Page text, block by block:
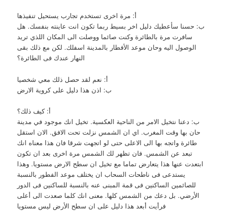
أ: مرة اخرى تستخدم تجارب يستحيل تنفيذها
ب: حسنا سأعطيك دليل اخر بسيط ربما تكون انت عاينته بنفسك. هل
سافرت مرة بالطائرة وكنت صائما ووصلت الى المكان اللذي تريد
الوصول اليه وحان موعد الأفطار بالمدينة اسفلك. لكن مع ذلك بقى
النهار عندك فى الطائرة؟
أ: نعم لقد حصل ذلك معي شخصيا
ب: اذن هذا دليل على كروية الارض
أ: كيف ذلك؟
ب: دعنا نتخيل الامر من الناحية العكسية. تخيل انك موجود في مدينة
حان بها وقت المغرب. اي ان الشمس نزلت تحت الافق. الان استقل
طائرة واتجه بها الى الاعلى حتى لو اتجهت شرقا فان هذا معناه انك
تبعد عن الشمس. فان تظهر لك الشمس مرة اخرى بعد ان تكون
ابتعدت عنها هذا يتعارض تماما مع تخيل ان سطح الارض مستويا. وهذا
يستدعى فى ناطحات السحاب ان يختلف موعد الفطور بالنسبة
للصائمين الساكنين فى قمة المبنى عنه بالنسبة للساكنين فى الدور
الأرضي. بل دعك من الشمس كلها. معنى انك كلما صعدت الى أعلى
فرأيت أبعد هذا دليل على ان سطح الأرض ليس مستويا